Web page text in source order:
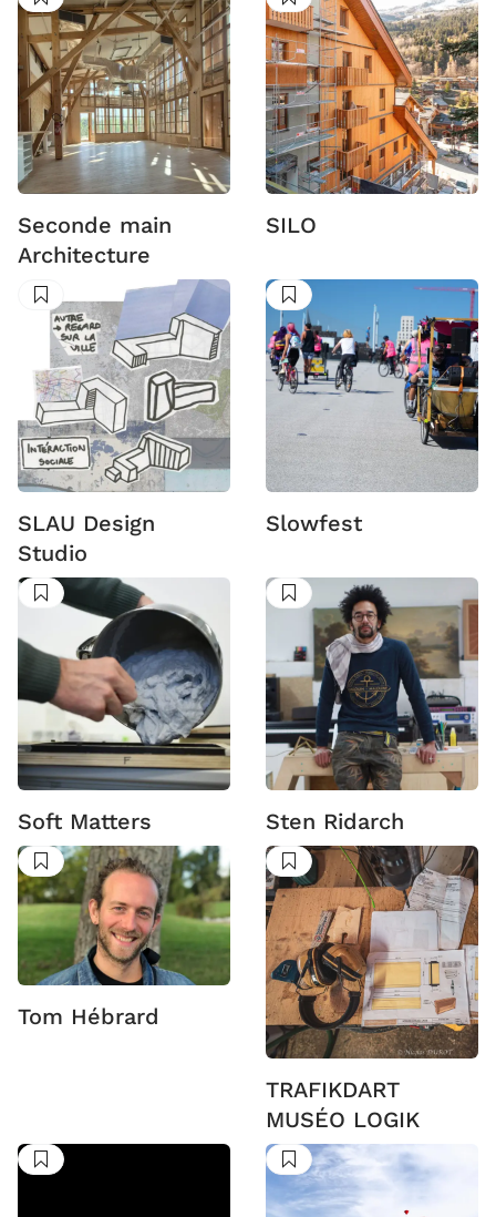
Suivre
Seconde main
Architecture
Suivre
SILO
Suivre
SLAU Design
Studio
Suivre
Slowfest
Suivre
Soft Matters
Suivre
Sten Ridarch
Suivre
Tom Hébrard
Suivre
TRAFIKDART
MUSÉO LOGIK
Suivre Suivre